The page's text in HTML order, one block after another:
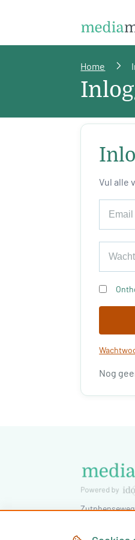
Home
Vul alle
Nog
Tel:030-